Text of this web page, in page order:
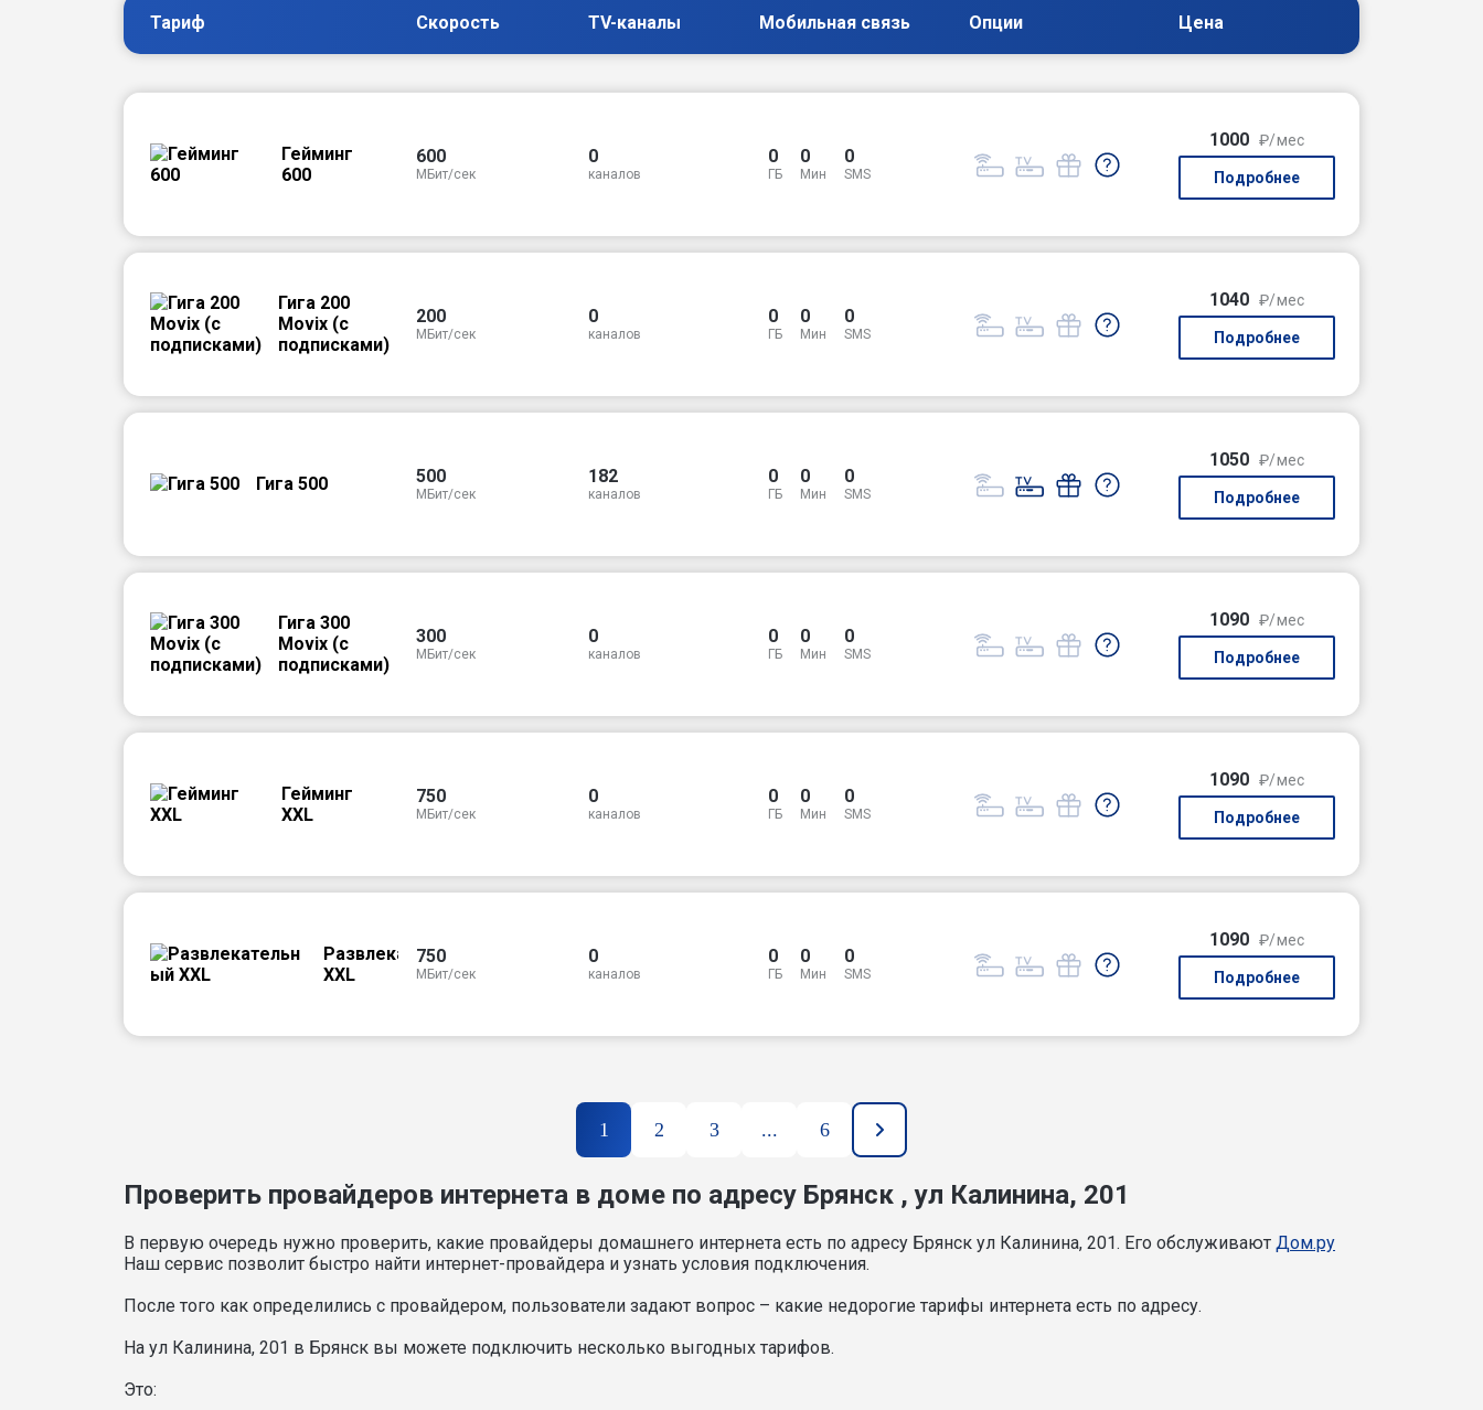
Тариф Скорость TV-каналы Мобильная связь Опции Цена
Гейминг
600
600
МБит/сек
0
каналов
0
ГБ
0
Мин
0
SMS
1000 ₽/мес
Подробнее
Гига 200
Movix (с
подписками)
200
МБит/сек
0
каналов
0
ГБ
0
Мин
0
SMS
1040 ₽/мес
Подробнее
Гига 500 500
МБит/сек
182
каналов
0
ГБ
0
Мин
0
SMS
1050 ₽/мес
Подробнее
Гига 300
Movix (с
подписками)
300
МБит/сек
0
каналов
0
ГБ
0
Мин
0
SMS
1090 ₽/мес
Подробнее
Гейминг
XXL
750
МБит/сек
0
каналов
0
ГБ
0
Мин
0
SMS
1090 ₽/мес
Подробнее
Развлекательный
XXL
750
МБит/сек
0
каналов
0
ГБ
0
Мин
0
SMS
1090 ₽/мес
Подробнее
1 2 3 ... 6
Проверить провайдеров интернета в доме по адресу Брянск , ул Калинина, 201
В первую очередь нужно проверить, какие провайдеры домашнего интернета есть по адресу Брянск ул Калинина, 201. Его обслуживают Дом.ру
Наш сервис позволит быстро найти интернет-провайдера и узнать условия подключения.
После того как определились с провайдером, пользователи задают вопрос – какие недорогие тарифы интернета есть по адресу.
На ул Калинина, 201 в Брянск вы можете подключить несколько выгодных тарифов.
Это: